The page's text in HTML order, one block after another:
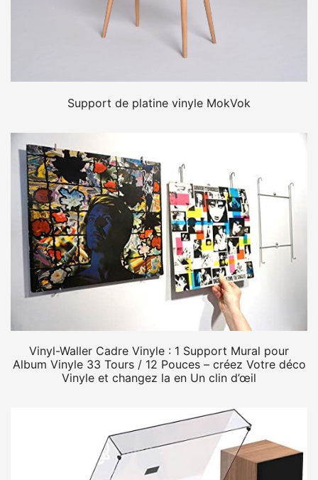
Support de platine vinyle MokVok
Vinyl-Waller Cadre Vinyle : 1 Support Mural pour
Album Vinyle 33 Tours / 12 Pouces – créez Votre déco
Vinyle et changez la en Un clin d’œil